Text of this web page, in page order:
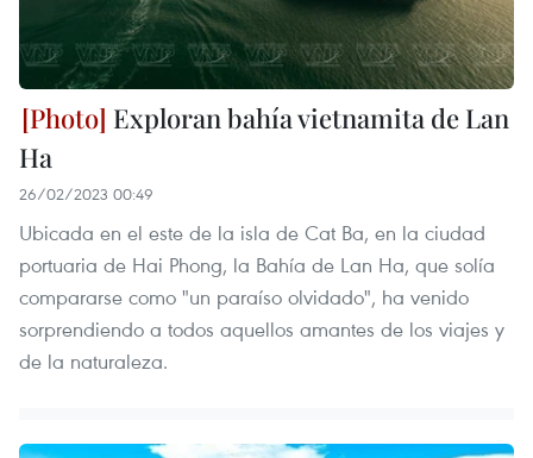
Exploran bahía vietnamita de Lan
Ha
26/02/2023 00:49
Ubicada en el este de la isla de Cat Ba, en la ciudad
portuaria de Hai Phong, la Bahía de Lan Ha, que solía
compararse como "un paraíso olvidado", ha venido
sorprendiendo a todos aquellos amantes de los viajes y
de la naturaleza.